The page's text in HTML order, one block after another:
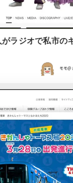
がラジオで私市の
モモ＠